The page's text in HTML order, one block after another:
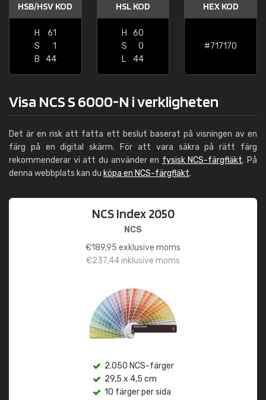
HSB/HSV KOD
H
61
S
1
B
44
HSL KOD
H
60
S
0
L
44
HEX KOD
#717170
Visa NCS S 6000-N i verkligheten
Det är en risk att fatta ett beslut baserat på visningen av en
färg på en digital skärm. För att vara säkra på rätt färg
rekommenderar vi att du använder en fysisk NCS-färgfläkt. På
denna webbplats kan du köpa en NCS-färgfläkt.
NCS Index 2050
NCS
€189,95 exklusive moms
€237,44inklusive moms
2.050 NCS-färger
29,5 x 4,5 cm
10 färger per sida